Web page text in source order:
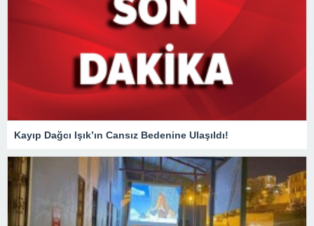
Kayıp Dağcı Işık’ın Cansız Bedenine Ulaşıldı!